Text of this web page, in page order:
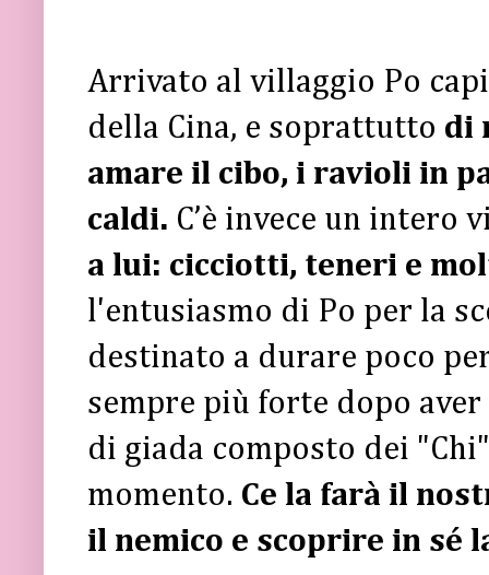
Arrivato al villaggio Po
della Cina, e soprattutto di
amare il cibo, i ravioli in
caldi. C’è invece un
a lui: cicciotti, teneri e
l'entusiasmo di Po per la
destinato a durare poco
sempre più forte dopo
di giada composto dei
momento. Ce la farà il
il nemico e scoprire in sé